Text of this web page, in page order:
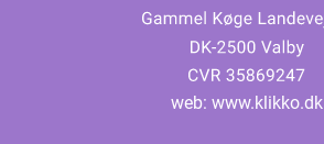
web: www.klikko.dk